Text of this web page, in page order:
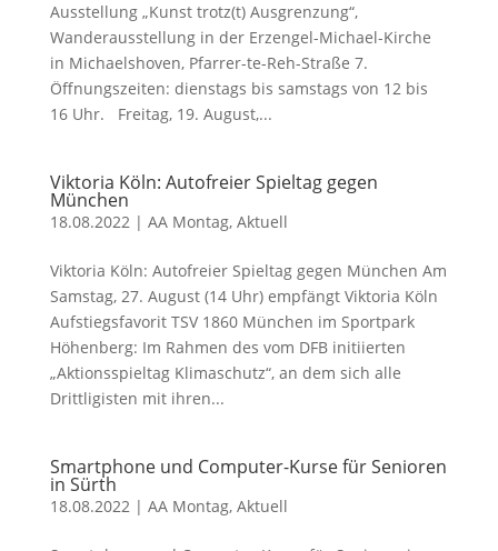
Ausstellung „Kunst trotz(t) Ausgrenzung“,
Wanderausstellung in der Erzengel-Michael-Kirche
in Michaelshoven, Pfarrer-te-Reh-Straße 7.
Öffnungszeiten: dienstags bis samstags von 12 bis
16 Uhr. Freitag, 19. August,...
Viktoria Köln: Autofreier Spieltag gegen
München
18.08.2022| AA Montag, Aktuell
Viktoria Köln: Autofreier Spieltag gegen München Am
Samstag, 27. August (14 Uhr) empfängt Viktoria Köln
Aufstiegsfavorit TSV 1860 München im Sportpark
Höhenberg: Im Rahmen des vom DFB initiierten
„Aktionsspieltag Klimaschutz“, an dem sich alle
Drittligisten mit ihren...
Smartphone und Computer-Kurse für Senioren
in Sürth
18.08.2022| AA Montag, Aktuell